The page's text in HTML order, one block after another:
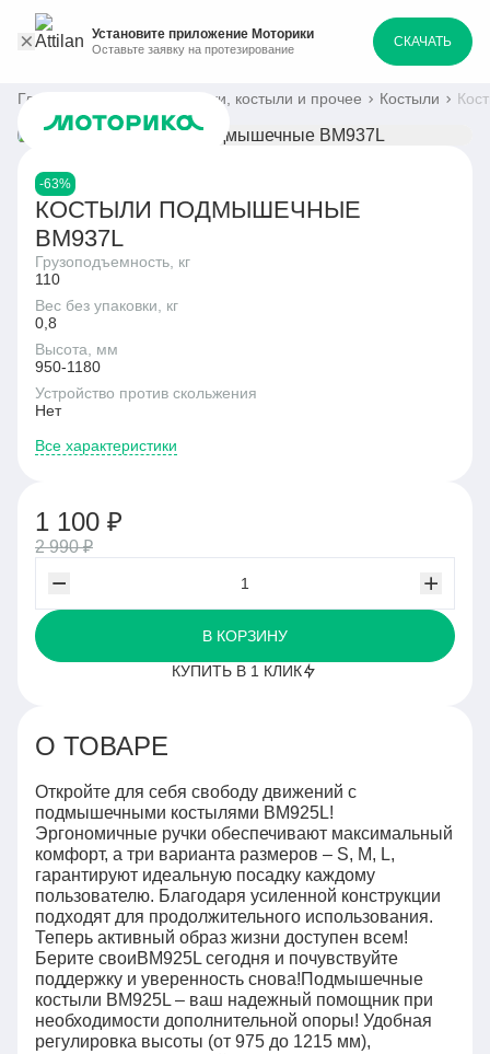
Установите приложение Моторики
Оставьте заявку на протезирование СКАЧАТЬ
Главная Ходунки, костыли и прочее Костыли
-63%
КОСТЫЛИ ПОДМЫШЕЧНЫЕ
BM937L
Грузоподъемность, кг
110
Вес без упаковки, кг
0,8
Высота, мм
950-1180
Устройство против скольжения
Нет
Все характеристики
1 100 ₽
2 990 ₽
В КОРЗИНУ
КУПИТЬ В 1 КЛИК
О ТОВАРЕ
Откройте для себя свободу движений с
подмышечными костылями BM925L!
Эргономичные ручки обеспечивают максимальный
комфорт, а три варианта размеров – S, M, L,
гарантируют идеальную посадку каждому
пользователю. Благодаря усиленной конструкции
подходят для продолжительного использования.
Теперь активный образ жизни доступен всем!
Берите своиBM925L сегодня и почувствуйте
поддержку и уверенность снова!Подмышечные
костыли BM925L – ваш надежный помощник при
необходимости дополнительной опоры! Удобная
регулировка высоты (от 975 до 1215 мм),